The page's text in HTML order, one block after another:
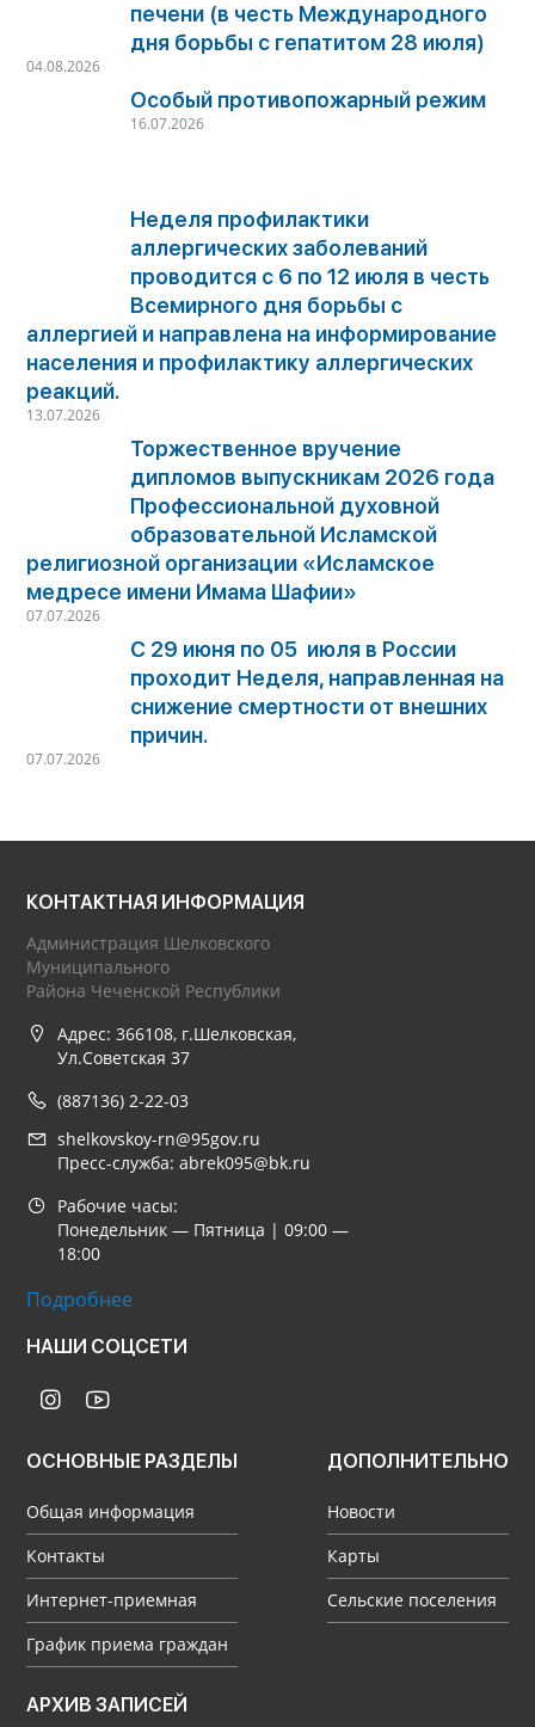
печени (в честь Международного
дня борьбы с гепатитом 28 июля)
04.08.2026
Особый противопожарный режим
16.07.2026
Неделя профилактики
аллергических заболеваний
проводится с 6 по 12 июля в честь
Всемирного дня борьбы с
аллергией и направлена на информирование
населения и профилактику аллергических
реакций.
13.07.2026
Торжественное вручение
дипломов выпускникам 2026 года
Профессиональной духовной
образовательной Исламской
религиозной организации «Исламское
медресе имени Имама Шафии»
07.07.2026
С 29 июня по 05 июля в России
проходит Неделя, направленная на
снижение смертности от внешних
причин.
07.07.2026
КОНТАКТНАЯ ИНФОРМАЦИЯ
Администрация Шелковского
Муниципального
Района Чеченской Республики
Адрес: 366108, г.Шелковская,
Ул.Советская 37
(887136) 2-22-03
shelkovskoy-rn@95gov.ru
Пресс-служба: abrek095@bk.ru
Рабочие часы:
Понедельник — Пятница | 09:00 —
18:00
Подробнее
НАШИ СОЦСЕТИ
ОСНОВНЫЕ РАЗДЕЛЫ
Общая информация
Контакты
Интернет-приемная
График приема граждан
ДОПОЛНИТЕЛЬНО
Новости
Карты
Сельские поселения
АРХИВ ЗАПИСЕЙ
Архив